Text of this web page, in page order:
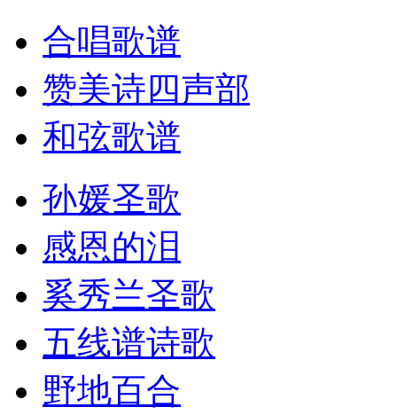
合唱歌谱
赞美诗四声部
和弦歌谱
孙媛圣歌
感恩的泪
奚秀兰圣歌
五线谱诗歌
野地百合